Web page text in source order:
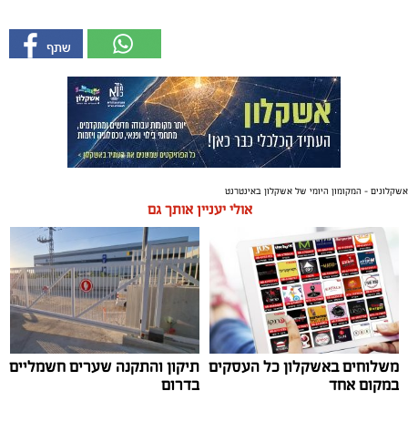
אשקלונים - המקומון היומי של אשקלון באינטרנט
אולי יעניין אותך גם
משלוחים באשקלון כל העסקים
במקום אחד
תיקון והתקנה שערים חשמליים
בדרום